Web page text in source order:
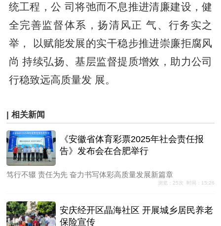
统工程，公 司将弛而不息推进清廉建设，健
全完善监督体系，扬清风正 气、行务实之
举， 以赋能发展的实干稳步推进崇廉拒腐风
尚 持续弘扬、基层监督提质增效，助力公司
行稳致远高质量发 展。
| 相关新闻
《安徽省体育彩票2025年社会责任报
告》发布会在合肥举行
笃行不辍 责任为先 奋力书写体彩高质量发展新篇章
浏览：25次 时间：15:26
安庆经开区晶海社区 开展城乡居民养老
保险宣传